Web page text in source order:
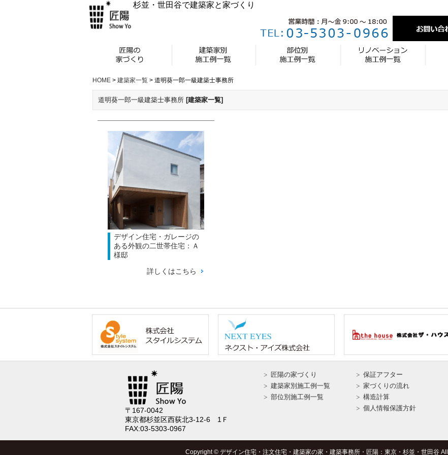
杉並・世田谷で建築家と家づくり
HOME > 建築家一覧 > 道明葵一郎一級建築士事務所
道明葵一郎一級建築士事務所 [建築家一覧]
デザイン住宅・ガレージの
ある外観の二世帯住宅：Ａ
様邸
詳しくはこちら
〒167-0042
東京都杉並区西荻北3-12-6 1Ｆ
FAX:03-5303-0967
匠陽の家づくり
建築家別施工例一覧
部位別施工例一覧
保証アフター
家づくりの流れ
構造計算
個人情報保護方針
Copyright © デザイン住宅・注文住宅・建築家の家・建築事務所・匠陽：東京・杉並・世田谷